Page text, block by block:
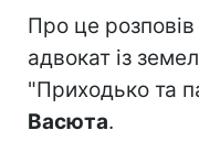
Про це розповів
адвокат із
"Приходько та
Васюта.